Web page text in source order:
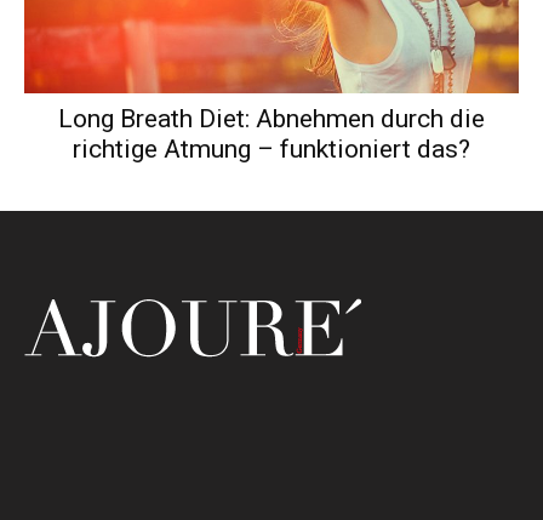
Long Breath Diet: Abnehmen durch die
richtige Atmung – funktioniert das?